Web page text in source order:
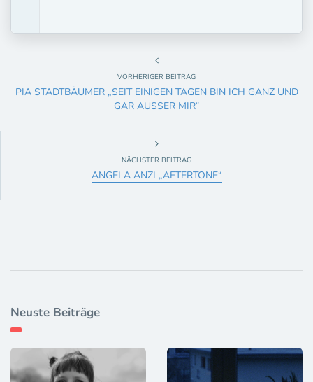
VORHERIGER BEITRAG
PIA STADTBÄUMER „SEIT EINIGEN TAGEN BIN ICH GANZ UND
GAR AUSSER MIR“
NÄCHSTER BEITRAG
ANGELA ANZI „AFTERTONE“
Neuste Beiträge